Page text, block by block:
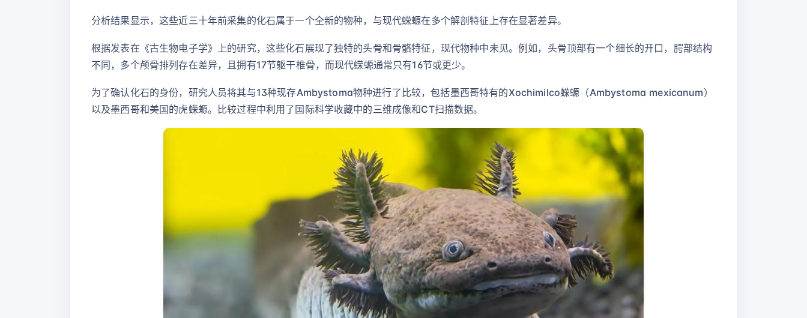
分析结果显示，这些近三十年前采集的化石属于一个全新的物种，与现代蝾螈在多个解剖特征上存在显著差异。
根据发表在《古生物电子学》上的研究，这些化石展现了独特的头骨和骨骼特征，现代物种中未见。例如，头骨顶部有一个细长的开口，腭部结构
不同，多个颅骨排列存在差异，且拥有17节躯干椎骨，而现代蝾螈通常只有16节或更少。
为了确认化石的身份，研究人员将其与13种现存Ambystoma物种进行了比较，包括墨西哥特有的Xochimilco蝾螈（Ambystoma mexicanum）
以及墨西哥和美国的虎蝾螈。比较过程中利用了国际科学收藏中的三维成像和CT扫描数据。